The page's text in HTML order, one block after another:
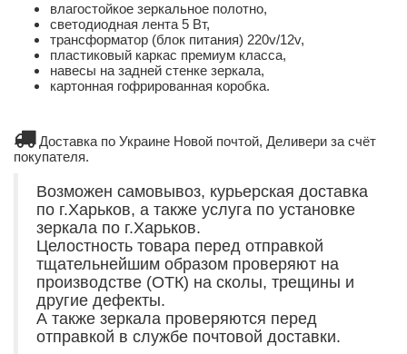
влагостойкое зеркальное полотно,
светодиодная лента 5 Вт,
трансформатор (блок питания) 220v/12v,
пластиковый каркас премиум класса,
навесы на задней стенке зеркала,
картонная гофрированная коробка.
Доставка по Украине Новой почтой, Деливери за счёт
покупателя.
Возможен самовывоз, курьерская доставка
по г.Харьков, а также услуга по установке
зеркала по г.Харьков.
Целостность товара перед отправкой
тщательнейшим образом проверяют на
производстве (ОТК) на сколы, трещины и
другие дефекты.
А также зеркала проверяются перед
отправкой в службе почтовой доставки.